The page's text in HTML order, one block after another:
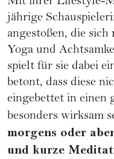
jährige
angestoßen, die
Yoga und
spielt für sie dabei
betont, dass diese
eingebettet in einen
besonders wirksam
morgens oder
und kurze